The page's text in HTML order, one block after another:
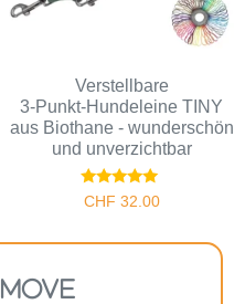
Verstellbare
3‑Punkt‑Hundeleine TINY
aus Biothane - wunderschön
und unverzichtbar
Bewertet
mit
von 5
CHF 32.00
MOVE